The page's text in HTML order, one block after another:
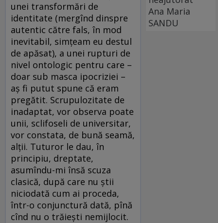
unei transformări de
identitate (mergînd dinspre
autentic către fals, în mod
inevitabil, simţeam eu destul
de apăsat), a unei rupturi de
nivel ontologic pentru care –
doar sub masca ipocriziei –
aş fi putut spune că eram
pregătit. Scrupulozitate de
inadaptat, vor observa poate
unii, sclifoseli de universitar,
vor constata, de bună seamă,
alţii. Tuturor le dau, în
principiu, dreptate,
asumîndu-mi însă scuza
clasică, după care nu ştii
niciodată cum ai proceda,
într-o conjunctură dată, pînă
cînd nu o trăieşti nemijlocit.
Ana Maria
SANDU